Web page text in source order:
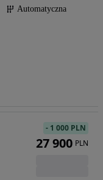
Automatyczna
- 1 000 PLN
27 900 PLN